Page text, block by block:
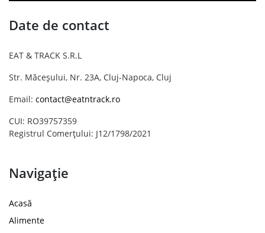
Date de contact
EAT & TRACK S.R.L
Str. Măceșului, Nr. 23A, Cluj-Napoca, Cluj
Email: contact@eatntrack.ro
CUI: RO39757359
Registrul Comerțului: J12/1798/2021
Navigație
Acasă
Alimente